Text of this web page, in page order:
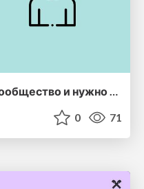
Что такое техническое сообщество и нужно ли оно вам?
0 71